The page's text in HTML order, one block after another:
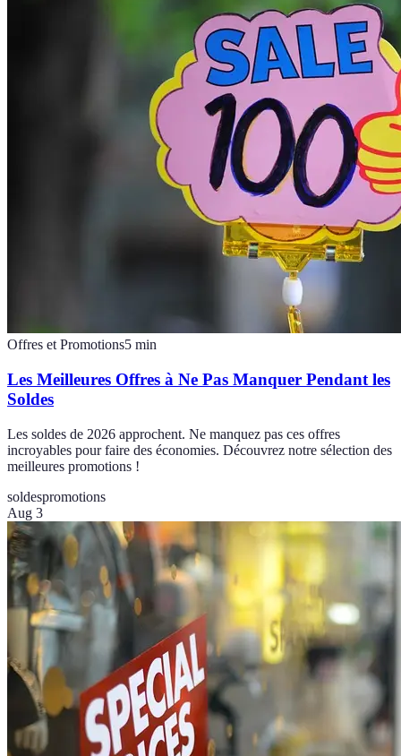
Offres et Promotions5 min
Les Meilleures Offres à Ne Pas Manquer Pendant les
Soldes
Les soldes de 2026 approchent. Ne manquez pas ces offres
incroyables pour faire des économies. Découvrez notre sélection des
meilleures promotions !
soldespromotions
Aug 3